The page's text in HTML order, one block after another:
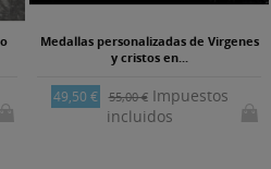
Medallas personalizadas de Virgenes
y cristos en...
49,50 € 55,00 €Impuestos
incluidos